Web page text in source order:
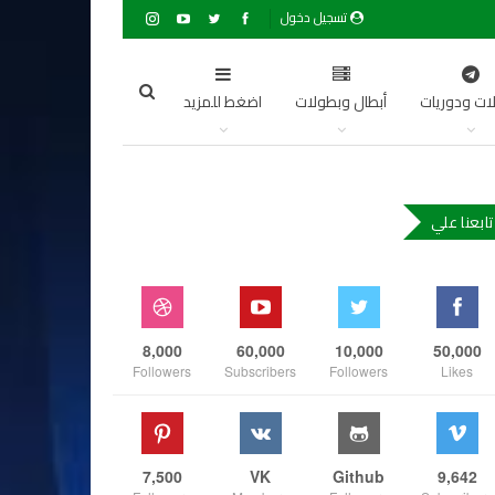
تسجيل دخول
ودوريات أبطال وبطولات اضغط للمزيد
تابعنا علي
50,000
Likes
10,000
Followers
60,000
Subscribers
8,000
Followers
9,642
Github
VK
7,500